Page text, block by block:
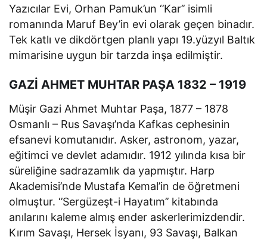
Yazıcılar Evi, Orhan Pamuk’un ‘’Kar’’ isimli
romanında Maruf Bey’in evi olarak geçen binadır.
Tek katlı ve dikdörtgen planlı yapı 19.yüzyıl Baltık
mimarisine uygun bir tarzda inşa edilmiştir.
GAZİ AHMET MUHTAR PAŞA 1832 – 1919
Müşir Gazi Ahmet Muhtar Paşa, 1877 – 1878
Osmanlı – Rus Savaşı’nda Kafkas cephesinin
efsanevi komutanıdır. Asker, astronom, yazar,
eğitimci ve devlet adamıdır. 1912 yılında kısa bir
süreliğine sadrazamlık da yapmıştır. Harp
Akademisi’nde Mustafa Kemal’in de öğretmeni
olmuştur. ‘’Sergüzeşt-i Hayatım’’ kitabında
anılarını kaleme almış ender askerlerimizdendir.
Kırım Savaşı, Hersek İsyanı, 93 Savaşı, Balkan